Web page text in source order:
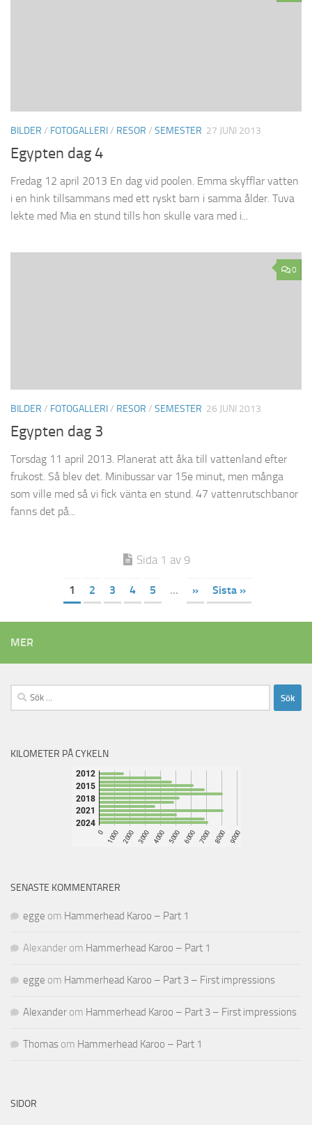
BILDER / FOTOGALLERI/ RESOR / SEMESTER 27 JUNI 2013
Egypten dag 4
Fredag 12 april 2013 En dag vid poolen. Emma skyfflar vatten
i en hink tillsammans med ett ryskt barn i samma ålder. Tuva
lekte med Mia en stund tills hon skulle vara med i...
0
BILDER / FOTOGALLERI/ RESOR / SEMESTER 26 JUNI 2013
Egypten dag 3
Torsdag 11 april 2013. Planerat att åka till vattenland efter
frukost. Så blev det. Minibussar var 15e minut, men många
som ville med så vi fick vänta en stund. 47 vattenrutschbanor
fanns det på...
Sida 1 av 9
1 2 3 4 5 ... » Sista »
MER
Sök
efter:
KILOMETER PÅ CYKELN
SENASTE KOMMENTARER
egge om Hammerhead Karoo – Part 1
Alexander om Hammerhead Karoo – Part 1
egge om Hammerhead Karoo – Part 3 – First impressions
Alexander om Hammerhead Karoo – Part 3 – First impressions
Thomas om Hammerhead Karoo – Part 1
SIDOR